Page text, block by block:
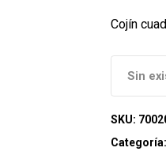
Cojín
Sin
SKU:
Categoría: